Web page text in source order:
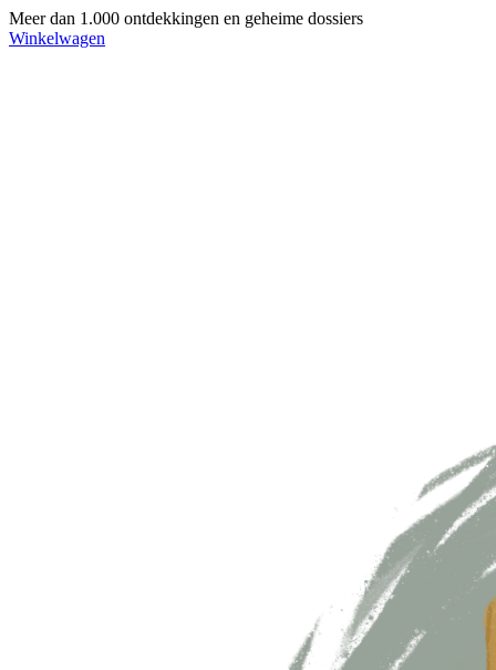
Meer dan 1.000 ontdekkingen en geheime dossiers
Winkelwagen